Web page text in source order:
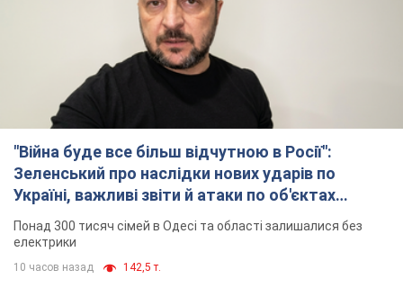
"Війна буде все більш відчутною в Росії":
Зеленський про наслідки нових ударів по
Україні, важливі звіти й атаки по об'єктах
ворога. Відео
Понад 300 тисяч сімей в Одесі та області залишалися без
електрики
10 часов назад 142,5 т.